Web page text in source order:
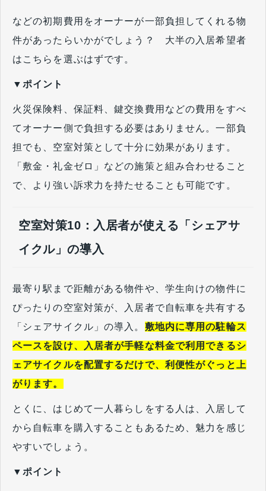
などの初期費用をオーナーが一部負担してくれる物
件があったらいかがでしょう？ 大半の入居希望者
はこちらを選ぶはずです。
▼ポイント
火災保険料、保証料、鍵交換費用などの費用をすべ
てオーナー側で負担する必要はありません。一部負
担でも、空室対策として十分に効果があります。
「敷金・礼金ゼロ」などの施策と組み合わせること
で、より強い訴求力を持たせることも可能です。
空室対策10：入居者が使える「シェアサ
イクル」の導入
最寄り駅まで距離がある物件や、学生向けの物件に
ぴったりの空室対策が、入居者で自転車を共有する
「シェアサイクル」の導入。 敷地内に専用の駐輪ス
ペースを設け、入居者が手軽な料金で利用できるシ
ェアサイクルを配置するだけで、利便性がぐっと上
がります。
とくに、はじめて一人暮らしをする人は、入居して
から自転車を購入することもあるため、魅力を感じ
やすいでしょう。
▼ポイント